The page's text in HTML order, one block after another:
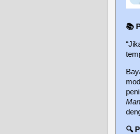
📚
🔍